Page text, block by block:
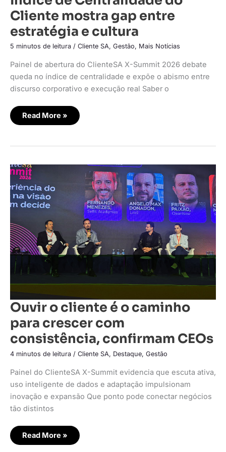
Cliente mostra gap entre
estratégia e cultura
5 minutos de leitura / Cliente SA, Gestão, Mais Notícias
Painel de abertura do ClienteSA X-Summit 2026 debate
queda no índice de centralidade e expõe o abismo entre
discurso corporativo e execução real Saber o
Read More »
Ouvir o cliente é o caminho
para crescer com
consistência, confirmam CEOs
4 minutos de leitura / Cliente SA, Destaque, Gestão
Painel do ClienteSA X-Summit evidencia que escuta ativa,
uso inteligente de dados e adaptação impulsionam
inovação e expansão Que ponto pode conectar negócios
tão distintos
Ouvir
o
cliente
é
o
caminho
para
consistência,
confirmam
CEOs
Read More »